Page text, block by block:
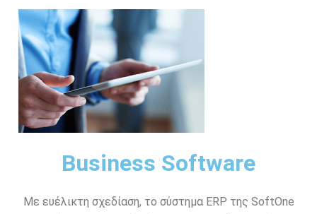
Business Software
Με ευέλικτη σχεδίαση, το σύστημα ERP της SoftOne